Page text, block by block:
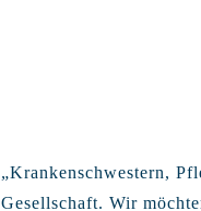
„Krankenschwestern,
Gesellschaft. Wir